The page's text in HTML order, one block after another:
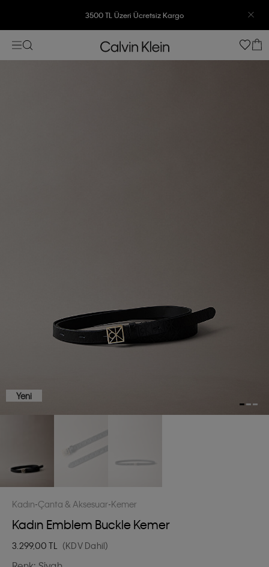
3500 TL Üzeri Ücretsiz Kargo
7500 TL Ve Üzeri Alışverişlerinizde 6 Taksit İmkanı
Yeni
Kadın Çanta & Aksesuar Kemer
Kadın Emblem Buckle Kemer
3.299,00 TL (KDV Dahil)